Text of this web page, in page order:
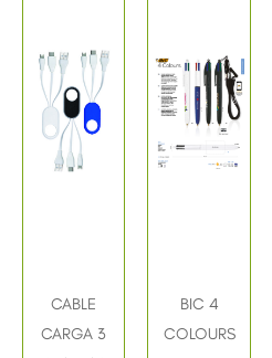
CABLE
CARGA 3
BIC 4
COLOURS